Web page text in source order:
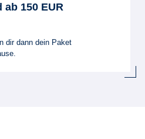
ab 150 EUR
dir dann dein Paket